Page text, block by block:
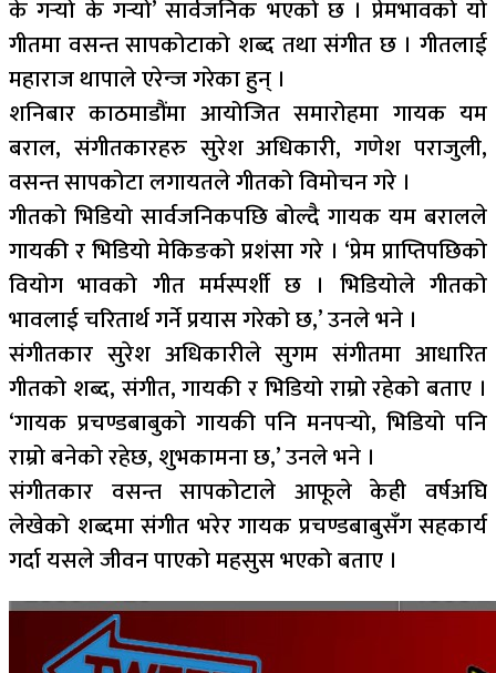
के गर्‍यो के गर्‍यो’ सार्वजनिक भएको छ । प्रेमभावको यो
गीतमा वसन्त सापकोटाको शब्द तथा संगीत छ । गीतलाई
महाराज थापाले एरेन्ज गरेका हुन् ।
शनिबार काठमाडौंमा आयोजित समारोहमा गायक यम
बराल, संगीतकारहरु सुरेश अधिकारी, गणेश पराजुली,
वसन्त सापकोटा लगायतले गीतको विमोचन गरे ।
गीतको भिडियो सार्वजनिकपछि बोल्दै गायक यम बरालले
गायकी र भिडियो मेकिङको प्रशंसा गरे । ‘प्रेम प्राप्तिपछिको
वियोग भावको गीत मर्मस्पर्शी छ । भिडियोले गीतको
भावलाई चरितार्थ गर्ने प्रयास गरेको छ,’ उनले भने ।
संगीतकार सुरेश अधिकारीले सुगम संगीतमा आधारित
गीतको शब्द, संगीत, गायकी र भिडियो राम्रो रहेको बताए ।
‘गायक प्रचण्डबाबुको गायकी पनि मनपर्‍यो, भिडियो पनि
राम्रो बनेको रहेछ, शुभकामना छ,’ उनले भने ।
संगीतकार वसन्त सापकोटाले आफूले केही वर्षअघि
लेखेको शब्दमा संगीत भरेर गायक प्रचण्डबाबुसँग सहकार्य
गर्दा यसले जीवन पाएको महसुस भएको बताए ।